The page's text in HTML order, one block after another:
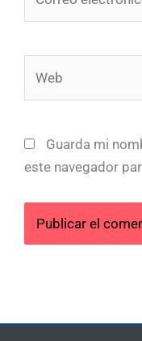
Guarda mi
este navegador